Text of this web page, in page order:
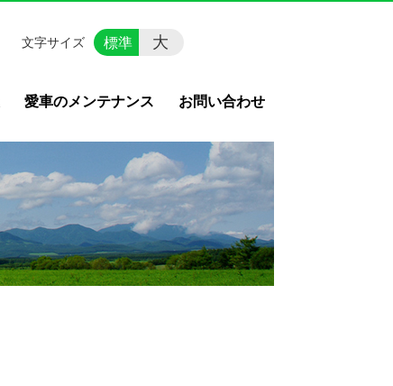
愛車のメンテナンス お問い合わせ
文字サイズ 標準 大